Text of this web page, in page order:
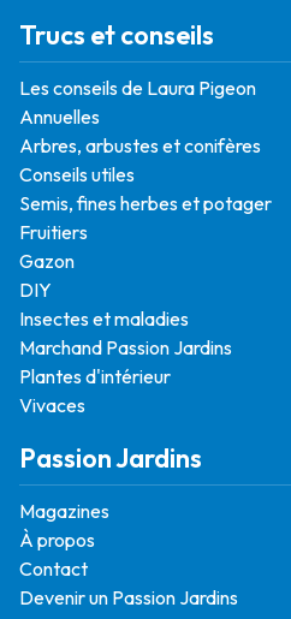
Trucs et conseils
Les conseils de Laura Pigeon
Annuelles
Arbres, arbustes et conifères
Conseils utiles
Semis, fines herbes et potager
Fruitiers
Gazon
DIY
Insectes et maladies
Marchand Passion Jardins
Plantes d'intérieur
Vivaces
Passion Jardins
Magazines
À propos
Contact
Devenir un Passion Jardins